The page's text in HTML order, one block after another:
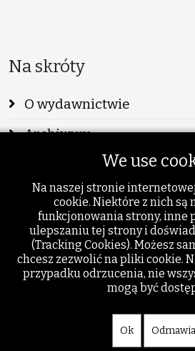
Na skróty
O wydawnictwie
Archiwum
Publikacje
Szukaj
Dodatki
We use
Na naszej stronie
cookie. Niektóre z nich są
funkcjonowania strony, inne
ulepszaniu tej strony i
(Tracking Cookies). Możesz
chcesz zezwolić na pliki cookie.
przypadku odrzucenia, nie
mogą być
Ok